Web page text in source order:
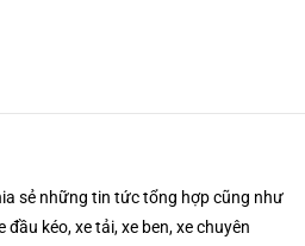
sẻ những tin tức tổng hợp cũng như
kéo, xe tải, xe ben, xe chuyên